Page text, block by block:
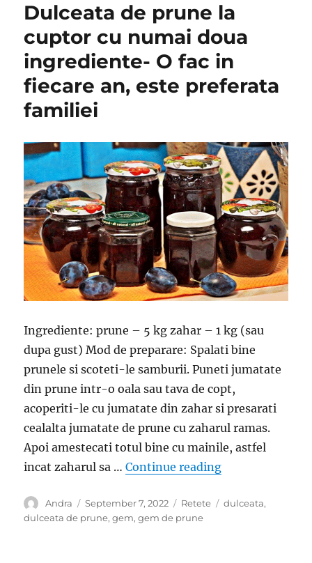
Dulceata de prune la
cuptor cu numai doua
ingrediente- O fac in
fiecare an, este preferata
familiei
Ingrediente: prune – 5 kg zahar – 1 kg (sau
dupa gust) Mod de preparare: Spalati bine
prunele si scoteti-le samburii. Puneti jumatate
din prune intr-o oala sau tava de copt,
acoperiti-le cu jumatate din zahar si presarati
cealalta jumatate de prune cu zaharul ramas.
Apoi amestecati totul bine cu mainile, astfel
incat zaharul sa …Continue reading“Dulceata de
Author
Andra
Posted
on
September 7, 2022 Categories
Retete Tags
dulceata,
dulceata de prune,gem,gem de prune